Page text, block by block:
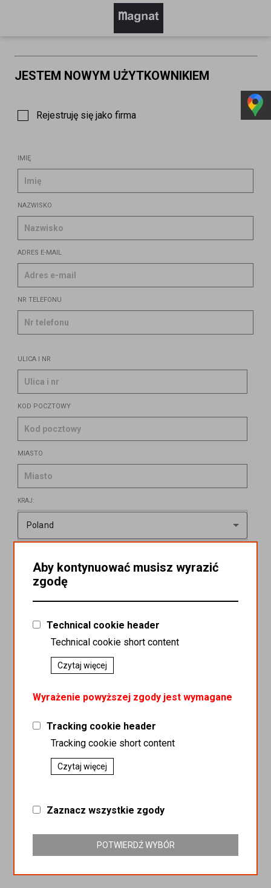
JESTEM NOWYM UŻYTKOWNIKIEM
Rejestruję się jako firma
Nazwa firmy
NIP
Ulica i nr
Kod pocztowy
Miasto
Kraj:
Imię
Nazwisko
Adres e-mail
Nr telefonu
Ulica i nr
Kod pocztowy
Miasto
Kraj:
Hasło musi składać się z minimum 8 znaków
Hasło musi zawierać co najmniej 1 dużą literę
Hasło musi zawierać co najmniej 1 znak specjalny
Powtórz hasło
Wróć
Aby kontynuować musisz wyrazić
zgodę
Technical cookie header
Technical cookie short content
Czytaj więcej
Wyrażenie powyższej zgody jest wymagane
Tracking cookie header
Tracking cookie short content
Czytaj więcej
Zaznacz wszystkie zgody
POTWIERDŹ WYBÓR